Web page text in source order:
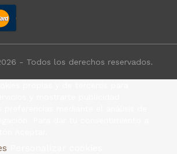
- Todos los derechos reservados.